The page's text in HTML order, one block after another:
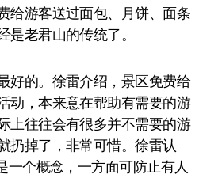
给游客送过面包、月饼、面条
是老君山的传统了。
好的。徐雷介绍，景区免费给
动，本来意在帮助有需要的游
上往往会有很多并不需要的游
扔掉了，非常可惜。徐雷认
一个概念，一方面可防止有人